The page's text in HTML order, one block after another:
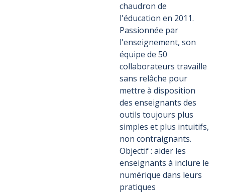
chaudron de
l'éducation en 2011.
Passionnée par
l'enseignement, son
équipe de 50
collaborateurs travaille
sans relâche pour
mettre à disposition
des enseignants des
outils toujours plus
simples et plus intuitifs,
non contraignants.
Objectif : aider les
enseignants à inclure le
numérique dans leurs
pratiques